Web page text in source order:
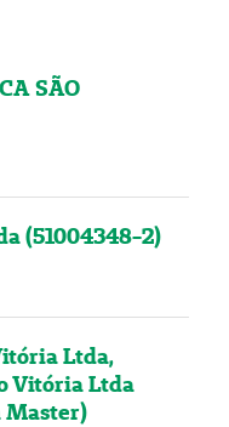
SÃO
(51004348-2)
Ltda,
Vitória Ltda
Master)